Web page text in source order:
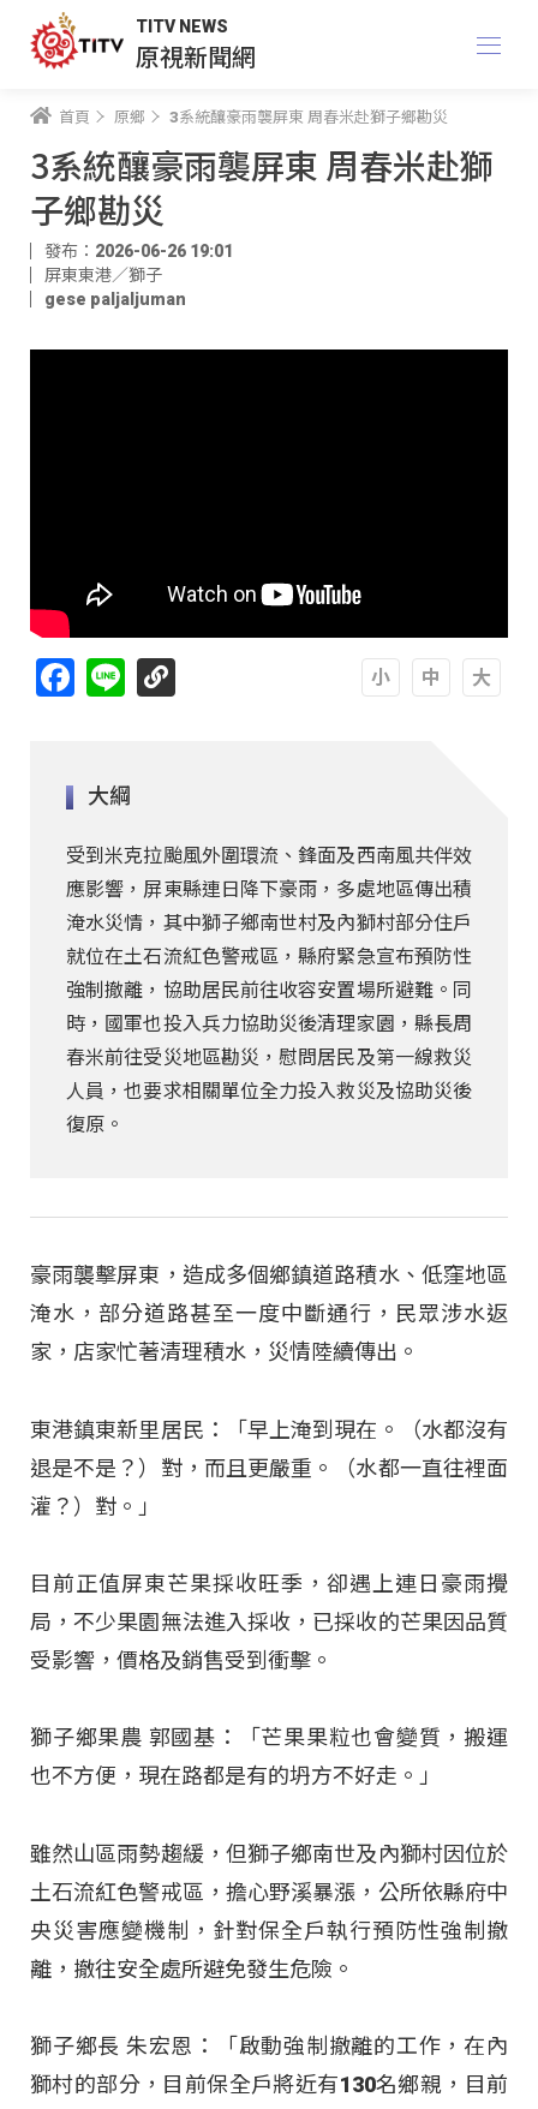
TITV NEWS
原視新聞網
首頁 原鄉 3系統釀豪雨襲屏東 周春米赴獅子鄉勘災
3系統釀豪雨襲屏東 周春米赴獅
子鄉勘災
發布：2026-06-26 19:01
屏東東港／獅子
gese paljaljuman
Facebook
Line
大綱
受到米克拉颱風外圍環流、鋒面及西南風共伴效
應影響，屏東縣連日降下豪雨，多處地區傳出積
淹水災情，其中獅子鄉南世村及內獅村部分住戶
就位在土石流紅色警戒區，縣府緊急宣布預防性
強制撤離，協助居民前往收容安置場所避難。同
時，國軍也投入兵力協助災後清理家園，縣長周
春米前往受災地區勘災，慰問居民及第一線救災
人員，也要求相關單位全力投入救災及協助災後
復原。
豪雨襲擊屏東，造成多個鄉鎮道路積水、低窪地區
淹水，部分道路甚至一度中斷通行，民眾涉水返
家，店家忙著清理積水，災情陸續傳出。
東港鎮東新里居民：「早上淹到現在。（水都沒有
退是不是？）對，而且更嚴重。（水都一直往裡面
灌？）對 。」
目前正值屏東芒果採收旺季，卻遇上連日豪雨攪
局，不少果園無法進入採收，已採收的芒果因品質
受影響，價格及銷售受到衝擊 。
獅子鄉果農 郭國基：「芒果果粒也會變質，搬運
也不方便，現在路都是有的坍方不好走。」
雖然山區雨勢趨緩，但獅子鄉南世及內獅村因位於
土石流紅色警戒區，擔心野溪暴漲，公所依縣府中
央災害應變機制，針對保全戶執行預防性強制撤
離，撤往安全處所避免發生危險 。
獅子鄉長 朱宏恩：「啟動強制撤離的工作，在內
獅村的部分，目前保全戶將近有130名鄉親，目前